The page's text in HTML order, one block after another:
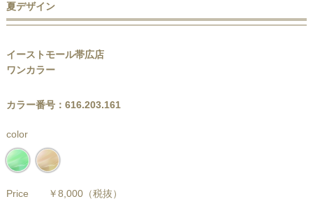
夏デザイン
イーストモール帯広店
ワンカラー
カラー番号：616.203.161
color
Price ￥8,000（税抜）